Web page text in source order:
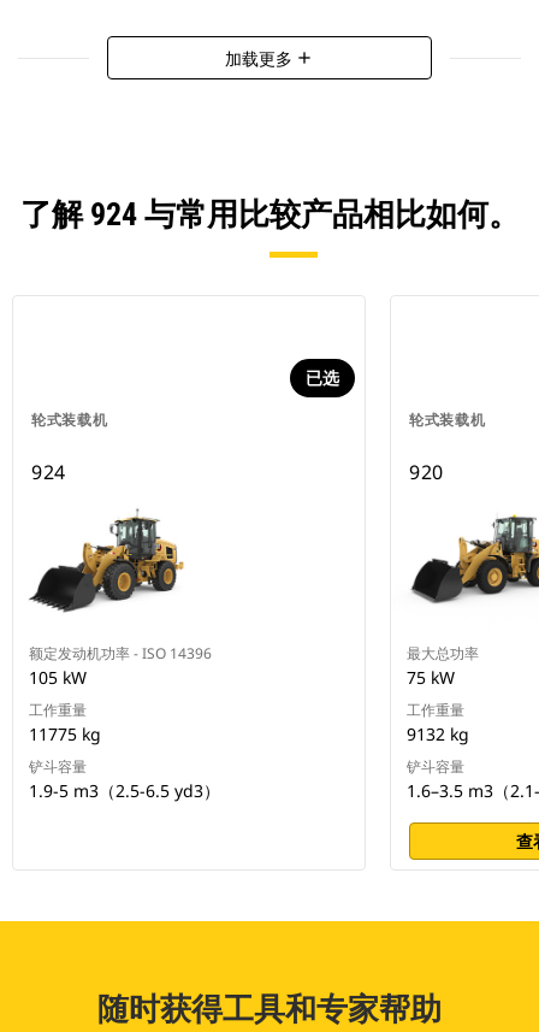
加载更多 add
了解 924 与常用比较产品相比如何。
轮式装载机
已选
924
额定发动机功率 - ISO 14396
105 kW
工作重量
11775 kg
铲斗容量
1.9-5 m3（2.5-6.5 yd3）
轮式装载机
920
最大总功率
75 kW
工作重量
9132 kg
铲斗容量
1.6–3.5 m3（
查
随时获得工具和专家帮助